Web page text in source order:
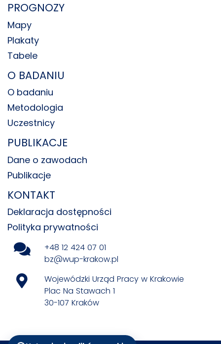
PROGNOZY
Mapy
Plakaty
Tabele
O BADANIU
O badaniu
Metodologia
Uczestnicy
PUBLIKACJE
Dane o zawodach
Publikacje
KONTAKT
Deklaracja dostępności
Polityka prywatności
+48 12 424 07 01
bz@wup-krakow.pl
Wojewódzki Urząd Pracy w Krakowie
Plac Na Stawach 1
30-107 Kraków